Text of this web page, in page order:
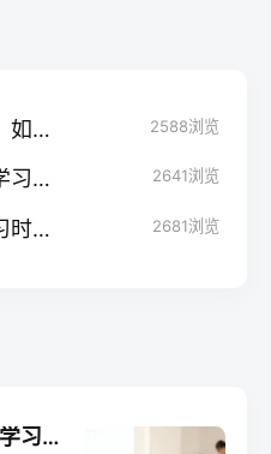
高考状元独家分享：如何拿高分的学习秘籍 2588浏览
高中生必备的高效学习方法：从坚持到拼搏，你也能成为学霸 2641浏览
清华学霸的高效学习时间规划：助你事半功倍的秘诀 2681浏览
高中的生物难吗 有什么学习技巧